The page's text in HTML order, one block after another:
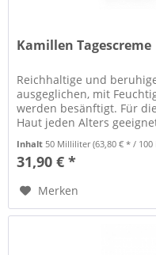
Kamillen Tagescreme
Reichhaltige und
ausgeglichen, mit
werden besänftigt. Für
Haut jeden Alters
Inhalt 50 Milliliter(63,80 € * /
31,90 € *
Merken